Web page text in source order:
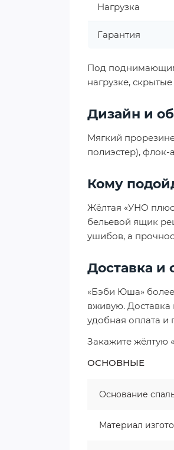
Нагрузка
Гарантия
Под
нагрузке,
Дизайн и
Мягкий
полиэстер), флок-
Кому
Жёлтая «УНО
бельевой ящик
ушибов, а
Доставка и
«Бэби Юша»
вживую. Доставка
удобная оплата и
Закажите жёлтую
ОСНОВНЫЕ
Основание
Материал